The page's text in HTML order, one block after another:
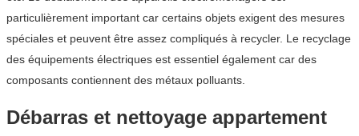
particulièrement important car certains objets exigent des mesures
spéciales et peuvent être assez compliqués à recycler. Le recyclage
des équipements électriques est essentiel également car des
composants contiennent des métaux polluants.
Débarras et nettoyage appartement